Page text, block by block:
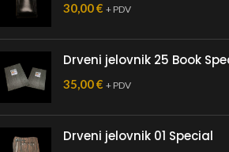
30,00€ + PDV
Drveni jelovnik 25 Book
35,00€ + PDV
Drveni jelovnik 01 Special